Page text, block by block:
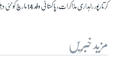
کرتارپور راہداری مذاکرات، پاکستانی وفد 14 مارچ کو نئی دہلی جائے گا
مزید خبریں